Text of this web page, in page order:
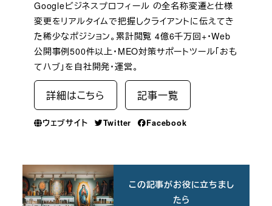
Googleビジネスプロフィール の全名称変遷と仕様
変更をリアルタイムで把握しクライアントに伝えてき
た稀少なポジション。累計閲覧 4億6千万回+・Web
公開事例500件以上・MEO対策サポートツール「おも
てハブ」を自社開発・運営。
詳細はこちら 記事一覧
ウェブサイト Twitter Facebook
この記事がお役に立ちまし
たら